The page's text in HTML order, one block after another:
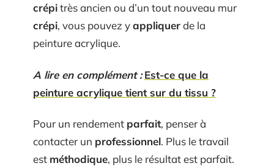
crépitrès ancien ou d’un tout nouveau mur
crépi, vous pouvez yappliquerde la
peinture acrylique.
A lire en complément : Est-ce que la
peinture acrylique tient sur du tissu ?
Pour un rendement parfait, penser à
contacter un professionnel. Plus le travail
est méthodique, plus le résultat est parfait.